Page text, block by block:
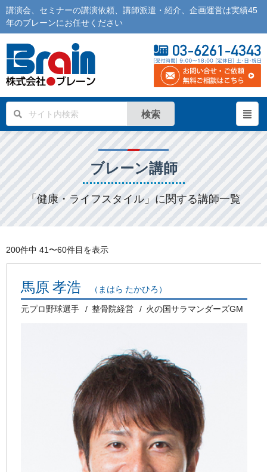
講演会 セミナーの講演依頼 講師派遣 ・紹介、企画運営は実績45
年のブレーンにお任せください
検索
ブレーン講師
「健康・ライフスタイル」に関する講師一覧
200件中 41〜60件目を表示
馬原 孝浩 （まはら たかひろ）
元プロ野球選手 整骨院経営 火の国サラマンダーズGM